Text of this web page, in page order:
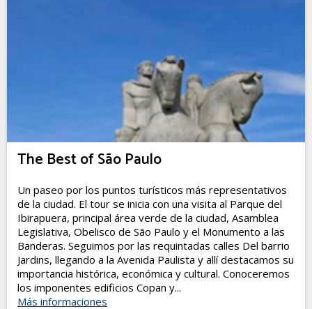
The Best of São Paulo
Un paseo por los puntos turísticos más representativos
de la ciudad. El tour se inicia con una visita al Parque del
Ibirapuera, principal área verde de la ciudad, Asamblea
Legislativa, Obelisco de São Paulo y el Monumento a las
Banderas. Seguimos por las requintadas calles Del barrio
Jardins, llegando a la Avenida Paulista y allí destacamos su
importancia histórica, económica y cultural. Conoceremos
los imponentes edificios Copan y...
Más informaciones